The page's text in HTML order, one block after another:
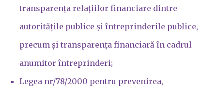
transparența relațiilor financiare dintre
autoritățile publice și întreprinderile publice,
precum și transparența financiară în cadrul
anumitor întreprinderi;
Legea nr/78/2000 pentru prevenirea,